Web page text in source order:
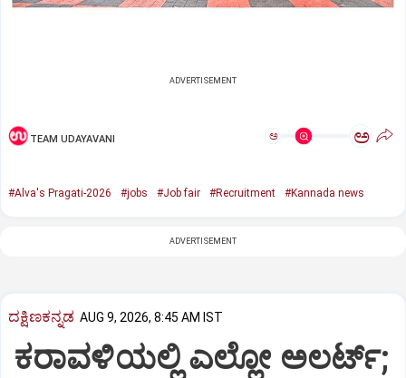
ADVERTISEMENT
TEAM UDAYAVANI ಅ ಅ
#Alva's Pragati-2026 #jobs #Job fair #Recruitment #Kannada news
ADVERTISEMENT
ದಕ್ಷಿಣಕನ್ನಡ AUG 9, 2026, 8:45 AM IST
ಕರಾವಳಿಯಲ್ಲಿ ಎಲ್ಲೋ ಅಲರ್ಟ್‌;